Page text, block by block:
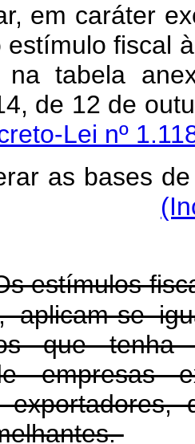
em caráter
estímulo fiscal
na tabela
de
Lei nº
as bases
1º.
estímulos
aplicam-se
que
empresas